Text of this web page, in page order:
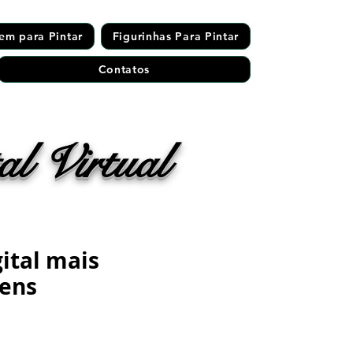
para Pintar Figurinhas Para Pintar
Contatos
Virtual
mais